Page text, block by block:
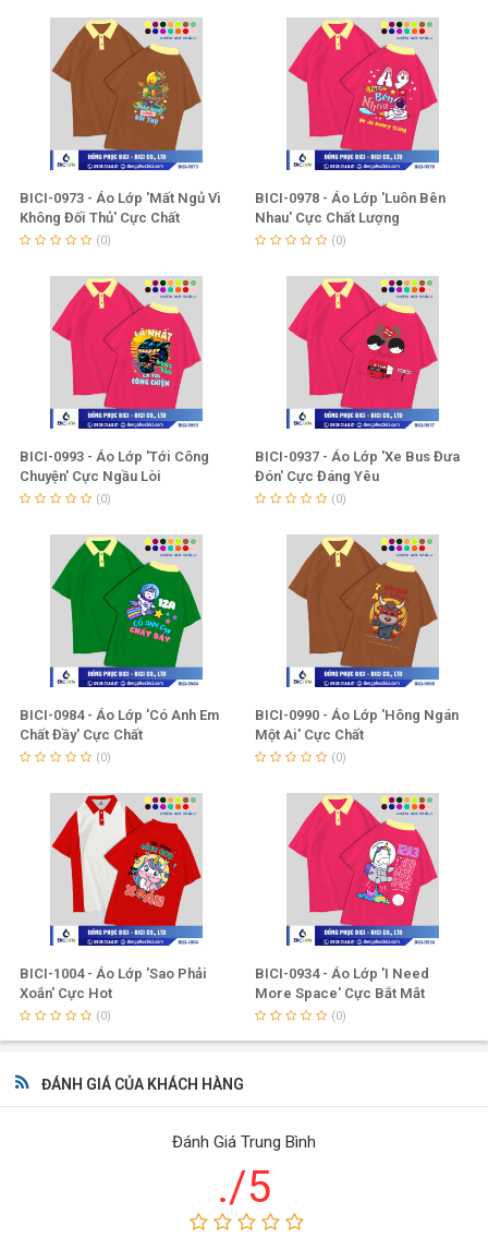
được biết đến là doanh nghiệp hàng
đầu tại Việt Nam trong lĩnh vực thiết kế, sản xuất và thương
mại các sản phẩm đồng phục như: đồng phục công ty, áo lớp,
BICI-0973 - Áo Lớp 'Mất Ngủ Vì
Không Đối Thủ' Cực Chất
(0)
BICI-0978 - Áo Lớp 'Luôn Bên
Nhau' Cực Chất Lượng
(0)
BICI-0993 - Áo Lớp 'Tới Công
Chuyện' Cực Ngầu Lòi
(0)
BICI-0937 - Áo Lớp 'Xe Bus Đưa
Đón' Cực Đáng Yêu
(0)
BICI-0984 - Áo Lớp 'Có Anh Em
Chất Đầy' Cực Chất
(0)
BICI-0990 - Áo Lớp 'Hông Ngán
Một Ai' Cực Chất
(0)
BICI-1004 - Áo Lớp 'Sao Phải
Xoắn' Cực Hot
(0)
BICI-0934 - Áo Lớp 'I Need
More Space' Cực Bắt Mắt
(0)
ĐÁNH GIÁ CỦA KHÁCH HÀNG
Đánh Giá Trung Bình
./5